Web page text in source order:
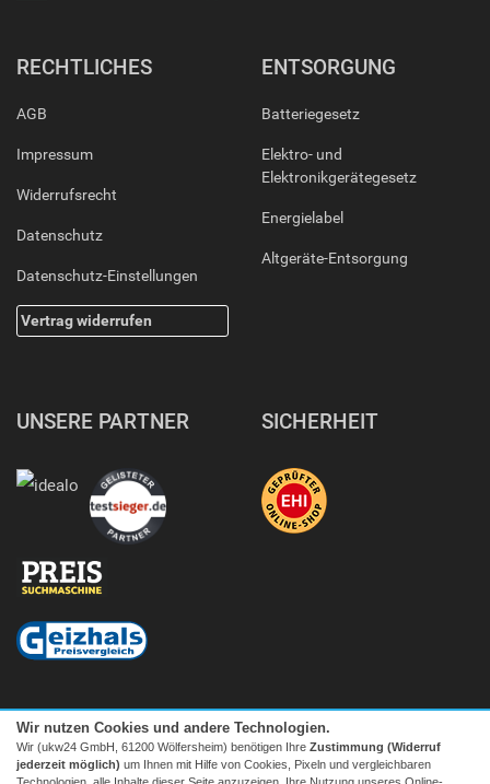
RECHTLICHES
AGB
Impressum
Widerrufsrecht
Datenschutz
Datenschutz-Einstellungen
Vertrag widerrufen
ENTSORGUNG
Batteriegesetz
Elektro- und
Elektronikgerätegesetz
Energielabel
Altgeräte-Entsorgung
UNSERE PARTNER SICHERHEIT
Wir nutzen Cookies und andere Technologien.
Wir (ukw24 GmbH, 61200 Wölfersheim) benötigen Ihre Zustimmung (Widerruf
jederzeit möglich) um Ihnen mit Hilfe von Cookies, Pixeln und vergleichbaren